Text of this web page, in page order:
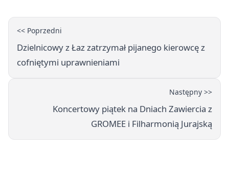
<< Poprzedni
Dzielnicowy z Łaz zatrzymał pijanego kierowcę z
cofniętymi uprawnieniami
Następny >>
Koncertowy piątek na Dniach Zawiercia z
GROMEE i Filharmonią Jurajską